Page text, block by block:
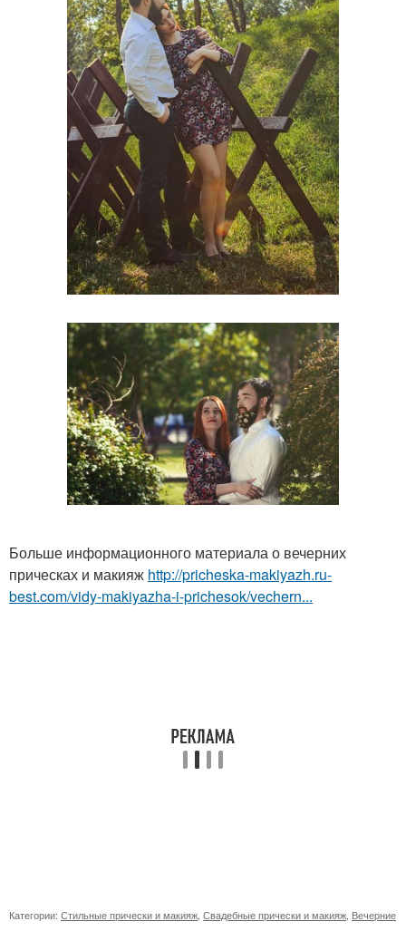
Больше информационного материала о вечерних
прическах и макияж http://pricheska-makiyazh.ru-
best.com/vidy-makiyazha-i-prichesok/vechern...
Категории: Стильные прически и макияж Свадебные прически и макияж Вечерние